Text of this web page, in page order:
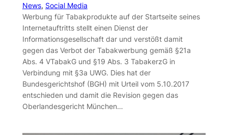
News, Social Media
Werbung für Tabakprodukte auf der Startseite seines
Internetauftritts stellt einen Dienst der
Informationsgesellschaft dar und verstößt damit
gegen das Verbot der Tabakwerbung gemäß §21a
Abs. 4 VTabakG und §19 Abs. 3 TabakerzG in
Verbindung mit §3a UWG. Dies hat der
Bundesgerichtshof (BGH) mit Urteil vom 5.10.2017
entschieden und damit die Revision gegen das
Oberlandesgericht München…